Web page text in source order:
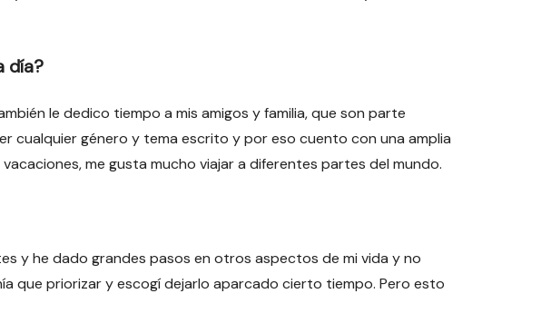
día?
le dedico tiempo a mis amigos y familia, que son parte
cualquier género y tema escrito y por eso cuento con una amplia
me gusta mucho viajar a diferentes partes del mundo.
y he dado grandes pasos en otros aspectos de mi vida y no
que priorizar y escogí dejarlo aparcado cierto tiempo. Pero esto